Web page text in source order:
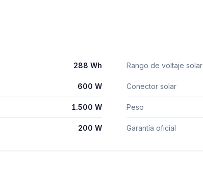
288 Wh
600 W
1.500 W
200 W
Rango de voltaje solar
Conector solar
Peso
Garantía oficial